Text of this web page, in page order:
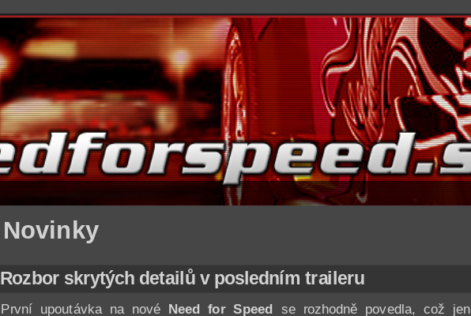
Novinky
Rozbor skrytých detailů v posledním traileru
První upoutávka na nové Need for Speed se rozhodně povedla, což jen